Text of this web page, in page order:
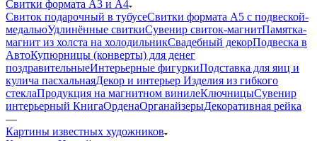
Свитки формата А3 и А4
Свиток подарочный в тубусеСвитки формата А5 с подвеской-
медальюУдлинённые свиткиСувенир свиток-магнитПамятка-
магнит из холста на холодильникСвадебный декорПодвеска в
АвтоКупюрницы (конверты) для денег
поздравительныеИнтерьерные фигуркиПодставка для яиц и
кулича пасхальнаяДекор и интерьер Изделия из гибкого
стеклаПродукция на магнитном винилеКлючницыСувенир
интерьерный КнигаОрденаОрганайзерыДекоративная рейка
—
Картины известных художников